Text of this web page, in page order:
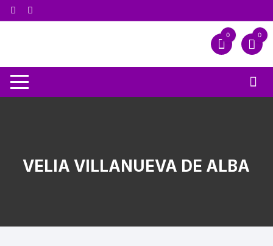
0 0
VELIA VILLANUEVA DE ALBA